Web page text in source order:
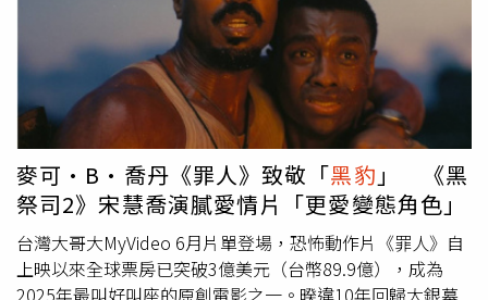
而是像家人一樣的存在。在日本的時候，領隊Amy姊也常常
來看我比賽、幫我加油，感覺很溫馨，我在日本也學習到很
多，我想把這些經驗帶回來，和特攻一起更加進步，奪回失
去的榮耀。」針對合約內容，特攻總經理劉志威透露，「阿
巴西是和球團簽下3+2合約，後面兩年屬於雙方選擇權，未
來只要阿巴西仍有旅外念頭，且該聯賽對他也適合，球團絕
對持開放態度。」至於外界最關心的薪資，劉志威則不願透
露，但強調「保證薪水接近CBA頂尖旅外球員的平均待
遇！」
麥可·B·喬丹《罪人》致敬「黑豹 」 《黑
祭司2》宋慧喬演膩愛情片「更愛變態角色」
台灣大哥大MyVideo 6月片單登場，恐怖動作片《罪人》自
上映以來全球票房已突破3億美元（台幣89.9億），成為
2025年最叫好叫座的原創電影之一。暌違10年回歸大銀幕